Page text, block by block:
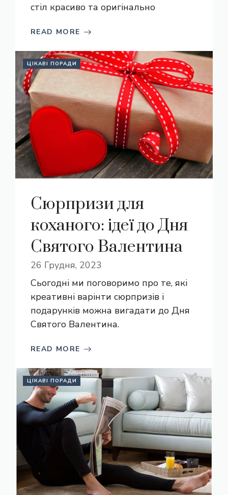
стіл красиво та оригінально
READ MORE
ЦІКАВІ ПОРАДИ
Сюрпризи для
коханого: ідеї до Дня
Святого Валентина
26 Грудня, 2023
Сьогодні ми поговоримо про те, які
креативні варінти сюрпризів і
подарунків можна вигадати до Дня
Святого Валентина.
READ MORE
ЦІКАВІ ПОРАДИ